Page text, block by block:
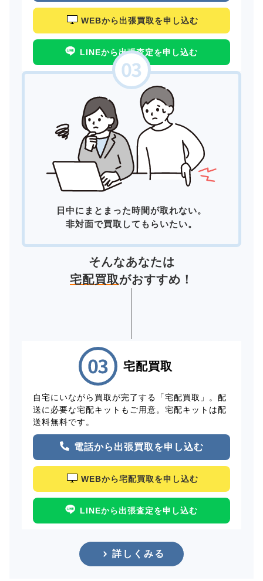
WEBから出張買取を申し込む
LINEから出張査定を申し込む
日中にまとまった時間が取れない。
非対面で買取してもらいたい。
そんなあなたは
宅配買取がおすすめ！
宅配買取
自宅にいながら買取が完了する「宅配買取」。配
送に必要な宅配キットもご用意。宅配キットは配
送料無料です。
電話から出張買取を申し込む
WEBから宅配買取を申し込む
LINEから出張査定を申し込む
詳しくみる